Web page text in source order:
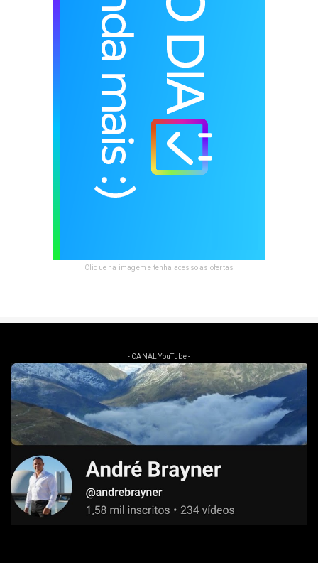
Clique na imagem e tenha acesso as ofertas
- CANAL YouTube -